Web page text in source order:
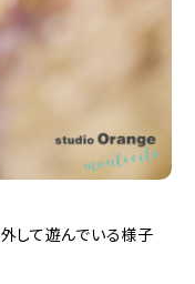
して遊んでいる様子